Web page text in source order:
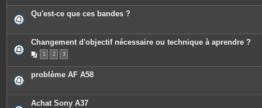
o
e
s
Qu'est-ce que ces bandes ?
Changement d'objectif nécessaire ou technique à aprendre ?
1 2 3
problème AF A58
Achat Sony A37